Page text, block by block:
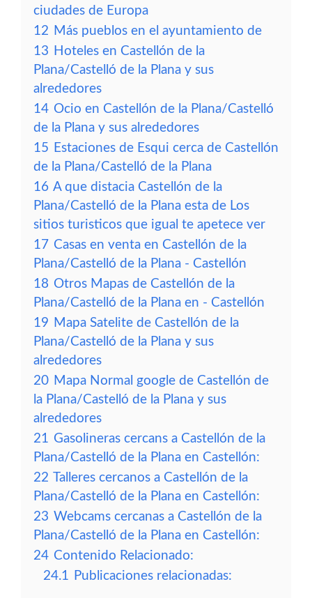
ciudades de Europa
12 Más pueblos en el ayuntamiento de
13 Hoteles en Castellón de la
Plana/Castelló de la Plana y sus
alrededores
14 Ocio en Castellón de la Plana/Castelló
de la Plana y sus alrededores
15 Estaciones de Esqui cerca de Castellón
de la Plana/Castelló de la Plana
16 A que distacia Castellón de la
Plana/Castelló de la Plana esta de Los
sitios turisticos que igual te apetece ver
17 Casas en venta en Castellón de la
Plana/Castelló de la Plana - Castellón
18 Otros Mapas de Castellón de la
Plana/Castelló de la Plana en - Castellón
19 Mapa Satelite de Castellón de la
Plana/Castelló de la Plana y sus
alrededores
20 Mapa Normal google de Castellón de
la Plana/Castelló de la Plana y sus
alrededores
21 Gasolineras cercans a Castellón de la
Plana/Castelló de la Plana en Castellón:
22 Talleres cercanos a Castellón de la
Plana/Castelló de la Plana en Castellón:
23 Webcams cercanas a Castellón de la
Plana/Castelló de la Plana en Castellón:
24 Contenido Relacionado:
24.1 Publicaciones relacionadas: